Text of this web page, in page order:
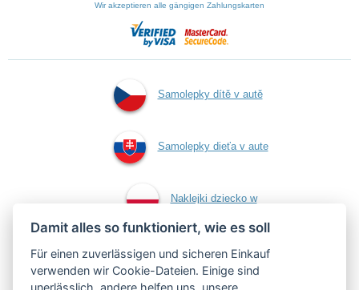
Wir akzeptieren alle gängigen Zahlungskarten
Samolepky dítě v autě
Samolepky dieťa v aute
Naklejki dziecko w
aucie
Damit alles so funktioniert, wie es soll
Für einen zuverlässigen und sicheren Einkauf
verwenden wir Cookie-Dateien. Einige sind
unerlässlich, andere helfen uns, unsere